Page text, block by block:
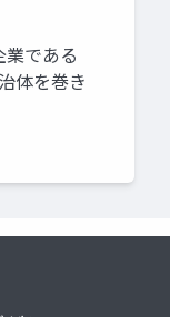
である
体を巻き